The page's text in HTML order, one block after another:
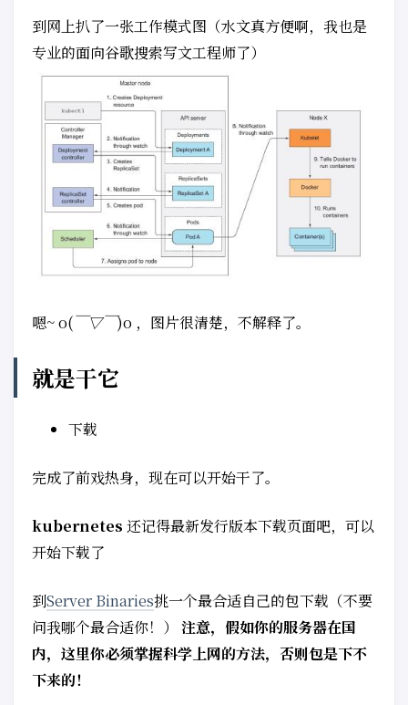
到网上扒了一张工作模式图（水文真方便啊，我也是
专业的面向谷歌搜索写文工程师了）
嗯~ o(￣▽￣)o ，图片很清楚，不解释了。
就是干它
下载
完成了前戏热身，现在可以开始干了。
kubernetes 还记得最新发行版本下载页面吧，可以
开始下载了
到Server Binaries挑一个最合适自己的包下载（不要
问我哪个最合适你！） 注意，假如你的服务器在国
内，这里你必须掌握科学上网的方法，否则包是下不
下来的！